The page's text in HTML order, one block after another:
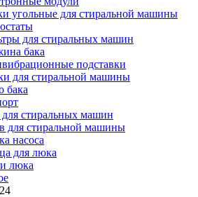
угольные для стиральной машины
для стиральных машин
бака
подставки
для стиральной машины
бака
для стиральных машин
для стиральной машины
насоса
для люка
люка